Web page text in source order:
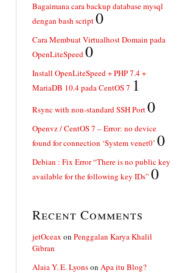
Bagaimana cara backup database mysql
dengan bash script0
Cara Membuat Virtualhost Domain pada
OpenLiteSpeed0
Install OpenLiteSpeed + PHP 7.4 +
MariaDB 10.4 pada CentOS 7 1
Rsync with non-standard SSH Port0
Openvz / CentOS 7 – Error: no device
found for connection ‘System venet0’ 0
Debian : Fix Error “There is no public key
available for the following key IDs” 0
Recent Comments
jetOceax on Penggalan Karya Khalil
Gibran
Alaia Y. E. Lyonson Apa itu Blog?